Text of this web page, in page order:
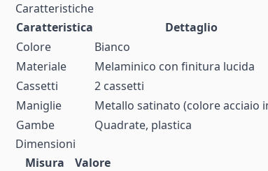
Caratteristiche
Caratteristica
Dettaglio
Colore
Bianco
Materiale
Melaminico con finitura lucida
Cassetti
2 cassetti
Maniglie
Metallo satinato (colore acciaio
Gambe
Quadrate, plastica
Dimensioni
Misura
Valore